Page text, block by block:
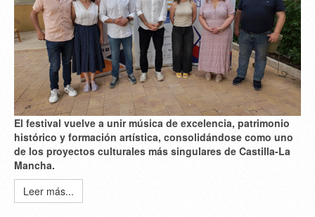
El festival vuelve a unirmúsica de excelencia, patrimonio
histórico y formación artística, consolidándose como uno
de los proyectos culturales más singulares de Castilla-La
Mancha.
Leer más...